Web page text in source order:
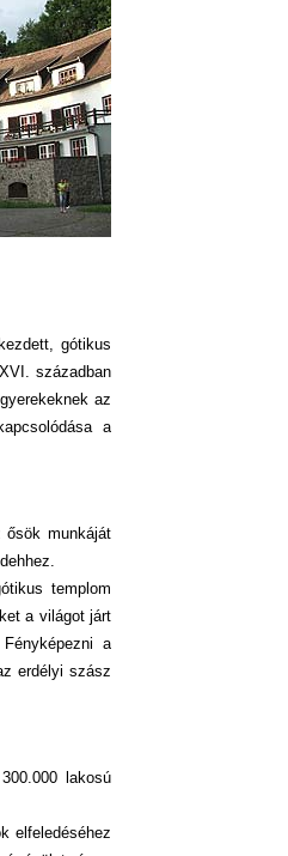
gótikus
században
az
a
ősök munkáját
templom
a világot járt
a
erdélyi szász
lakosú
elfeledéséhez